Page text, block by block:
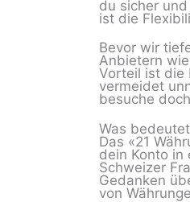
du sicher
ist die
Bevor wir
Anbietern
Vorteil ist die
vermeidet
besuche
Was
Das «21
dein Konto in
Schweizer
Gedanken
von